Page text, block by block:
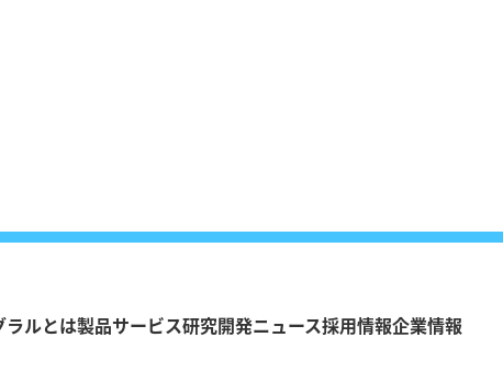
ラルとは製品サービス研究開発ニュース採用情報企業情報